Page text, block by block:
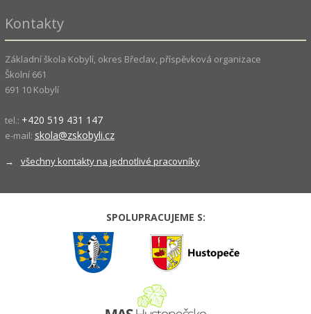
Kontakty
Základní škola Kobylí, okres Břeclav, příspěvková organizace
Školní 661
691 10 Kobylí
tel.: +420 519 431 147
e-mail: skola@zskobyli.cz
→ všechny kontakty na jednotlivé pracovníky
SPOLUPRACUJEME S: